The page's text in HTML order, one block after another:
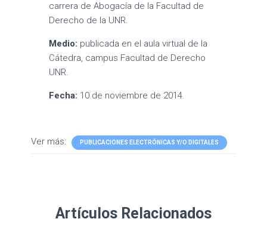
carrera de Abogacía de la Facultad de
Derecho de la UNR.
Medio: publicada en el aula virtual de la
Cátedra, campus Facultad de Derecho
UNR.
Fecha: 10 de noviembre de 2014.
Ver más: PUBLICACIONES ELECTRÓNICAS Y/O DIGITALES
Artículos Relacionados